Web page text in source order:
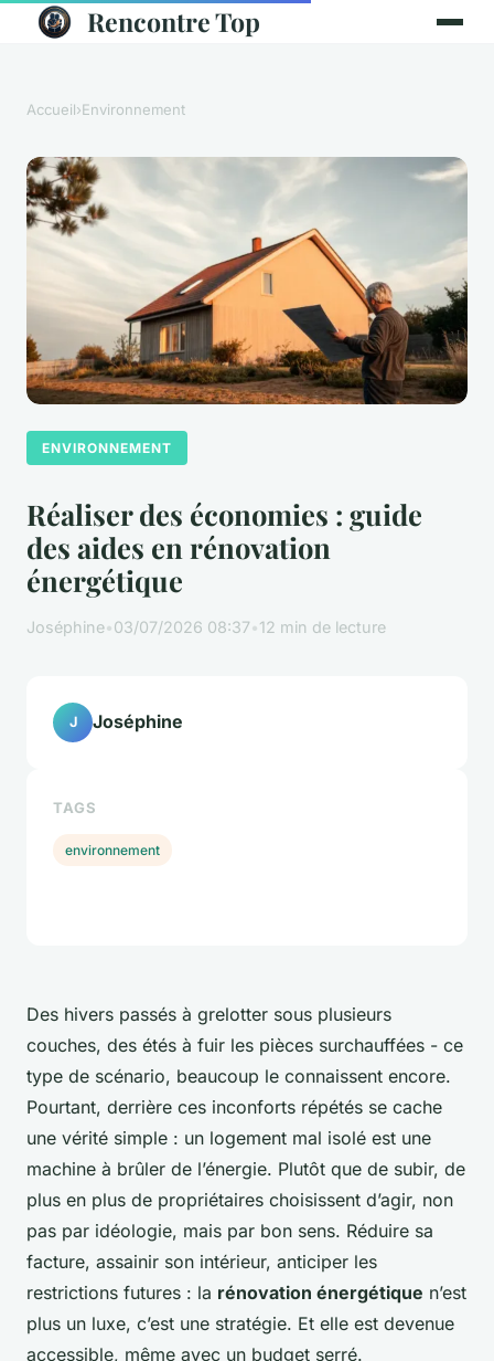
Rencontre Top
Accueil›Environnement
ENVIRONNEMENT
Réaliser des économies : guide
des aides en rénovation
énergétique
Joséphine•03/07/2026 08:37•12 min de lecture
Des hivers passés à grelotter sous plusieurs
couches, des étés à fuir les pièces surchauffées - ce
type de scénario, beaucoup le connaissent encore.
Pourtant, derrière ces inconforts répétés se cache
une vérité simple : un logement mal isolé est une
machine à brûler de l’énergie. Plutôt que de subir, de
plus en plus de propriétaires choisissent d’agir, non
pas par idéologie, mais par bon sens. Réduire sa
facture, assainir son intérieur, anticiper les
restrictions futures : la rénovation énergétique n’est
plus un luxe, c’est une stratégie. Et elle est devenue
accessible, même avec un budget serré.
J Joséphine
TAGS
environnement